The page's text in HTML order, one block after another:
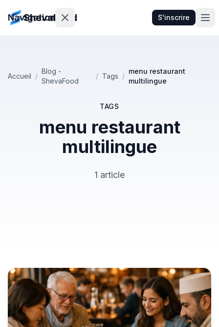
ShevaFood S'inscrire
Navigation
Nouveautés
Accueil /
Blog -
ShevaFood
/ Tags /
menu restaurant
multilingue
TAGS
menu restaurant
multilingue
1 article